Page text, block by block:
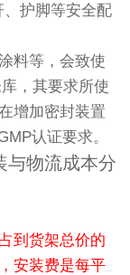
护脚等安全配
料等，会致使
，其要求所使
增加密封装置
认证要求。
物流成本分
到货架总价的
安装费是每平